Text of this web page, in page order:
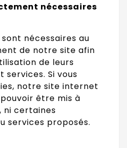
nécessaires
nécessaires au
de notre site afin
de leurs
Si vous
notre site internet
être mis à
ni certaines
services proposés.